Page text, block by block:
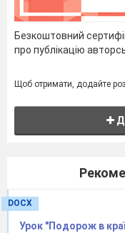
Безкоштовний
про публікацію
Щоб отримати, додайте
DOCX
Урок "Подорож в